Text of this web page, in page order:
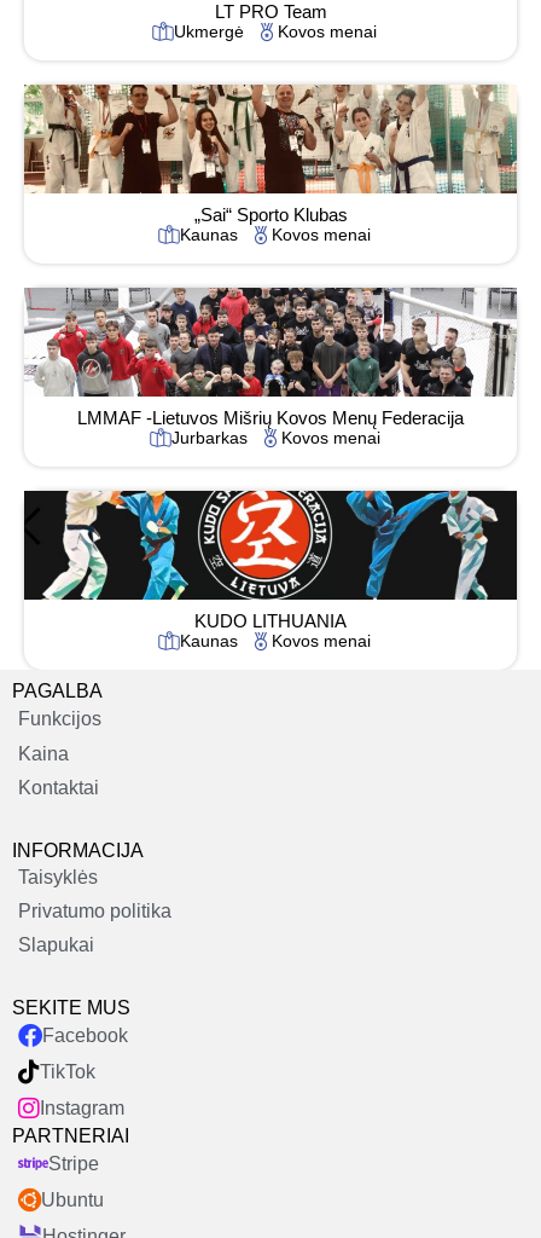
LT PRO Team
Ukmergė Kovos menai
„Sai“ Sporto Klubas
Kaunas Kovos menai
LMMAF -Lietuvos Mišrių Kovos Menų Federacija
Jurbarkas Kovos menai
KUDO LITHUANIA
Kaunas Kovos menai
PAGALBA
Funkcijos
Kaina
Kontaktai
INFORMACIJA
Taisyklės
Privatumo politika
Slapukai
SEKITE MUS
Facebook
TikTok
Instagram
PARTNERIAI
Stripe
Ubuntu